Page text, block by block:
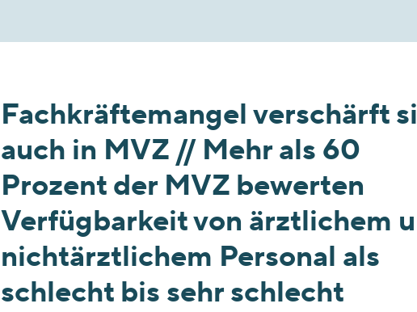
Fachkräftemangel verschärft
auch in MVZ // Mehr als 60
Prozent der MVZ bewerten
Verfügbarkeit von ärztlichem
nichtärztlichem Personal als
schlecht bis sehr schlecht